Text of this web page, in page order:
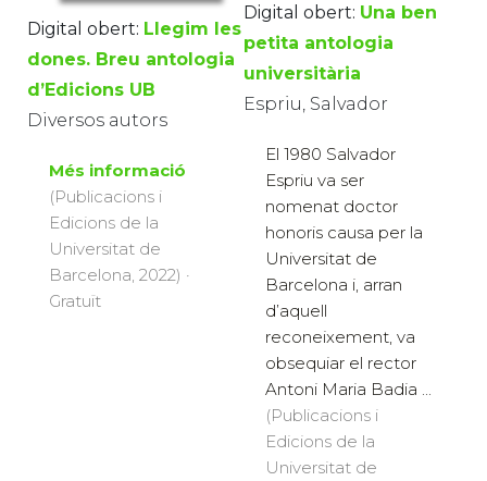
Digital obert: Llegim les
dones. Breu antologia
d’Edicions UB
Diversos autors
Més informació
(Publicacions i
Edicions de la
Universitat de
Barcelona, 2022) ·
Gratuït
Digital obert: Una ben
petita antologia
universitària
Espriu, Salvador
El 1980 Salvador
Espriu va ser
nomenat doctor
honoris causa per la
Universitat de
Barcelona i, arran
d’aquell
reconeixement, va
obsequiar el rector
Antoni Maria Badia ...
(Publicacions i
Edicions de la
Universitat de